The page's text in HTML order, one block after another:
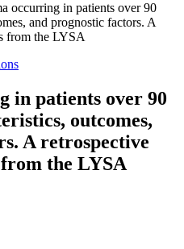
occurring in patients over 90
and prognostic factors. A
from the LYSA
in patients over 90
outcomes,
A retrospective
from the LYSA